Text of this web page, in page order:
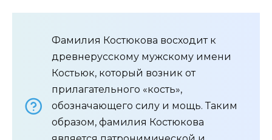
Фамилия Костюкова восходит к
древнерусскому мужскому имени
Костьюк, который возник от
прилагательного «кость»,
обозначающего силу и мощь. Таким
образом, фамилия Костюкова